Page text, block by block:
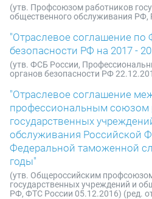
(утв. Профсоюзом работников
общественного обслуживания РФ,
"Отраслевое соглашение по
безопасности РФ на 2017 -
(утв. ФСБ России,
органов безопасности РФ
"Отраслевое соглашение
профессиональным союзом
государственных
обслуживания Российской
Федеральной таможенной
годы"
(утв. Общероссийским
государственных учреждений и
РФ, ФТС России 05.12.2016) (ред.